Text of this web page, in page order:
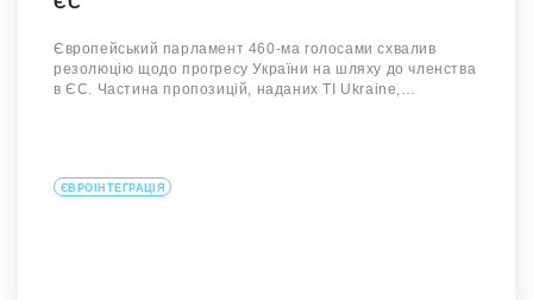
Європейський парламент 460-ма голосами схвалив
резолюцію щодо прогресу України на шляху до членства
в ЄС. Частина пропозицій, наданих TI Ukraine,…
ЄВРОІНТЕГРАЦІЯ